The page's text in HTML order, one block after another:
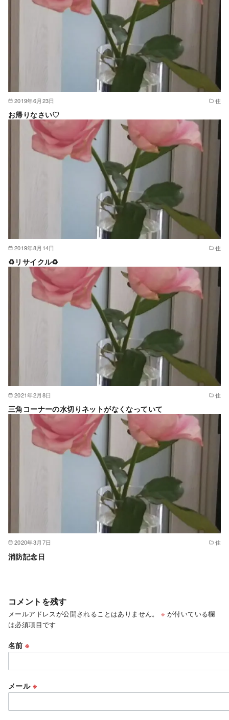
2019年6月23日 住
お帰りなさい♡
2019年8月14日 住
♻リサイクル♻
2021年2月8日 住
三角コーナーの水切りネットがなくなっていて
2020年3月7日 住
消防記念日
コメントを残す
メールアドレスが公開されることはありません。 ※ が付いている欄
は必須項目です
名前※
メール ※